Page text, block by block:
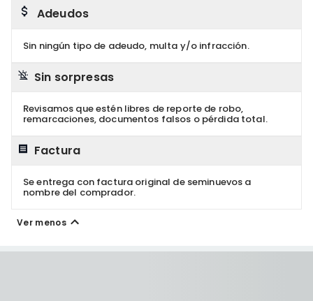
Adeudos
Sin ningún tipo de adeudo, multa y/o infracción.
Sin sorpresas
Revisamos que estén libres de reporte de robo,
remarcaciones, documentos falsos o pérdida total.
Factura
Se entrega con factura original de seminuevos a
nombre del comprador.
Ver menos